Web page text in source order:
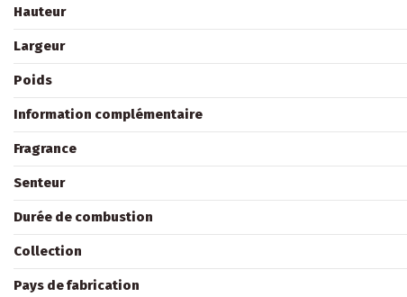
Hauteur
Largeur
Poids
Information complémentaire
Fragrance
Senteur
Durée de combustion
Collection
Pays de fabrication